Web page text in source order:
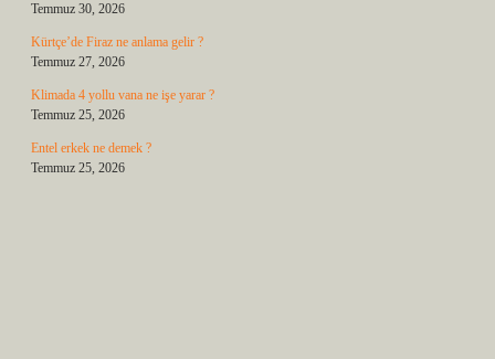
Temmuz 30, 2026
Kürtçe’de Firaz ne anlama gelir ?
Temmuz 27, 2026
Klimada 4 yollu vana ne işe yarar ?
Temmuz 25, 2026
Entel erkek ne demek ?
Temmuz 25, 2026